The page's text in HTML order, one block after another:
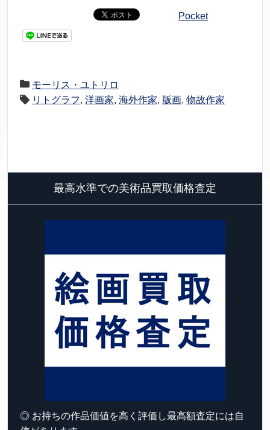
Pocket
モーリス・ユトリロ
リトグラフ, 洋画家, 海外作家, 版画, 物故作家
最高水準での美術品買取価格査定
◎ お持ちの作品価値を高く評価し最高額査定には自